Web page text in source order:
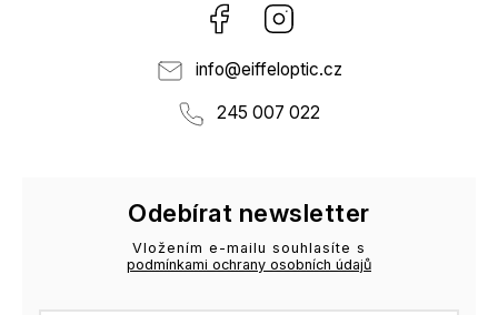
Facebook
info@eiffeloptic.cz
245 007 022
Odebírat newsletter
Vložením e-mailu souhlasíte s
podmínkami ochrany osobních údajů